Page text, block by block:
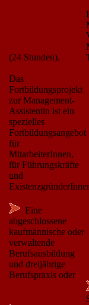
(24 Stunden).
Das
Fortbildungsprojekt
zur Management-
Assistentin ist ein
spezielles
Fortbildungsangebot
für
MitarbeiterInnen,
für Führungskräfte
und
Eine
abgeschlossene
kaufmännische oder
verwaltende
Berufsausbildung
und dreijährige
Berufspraxis oder